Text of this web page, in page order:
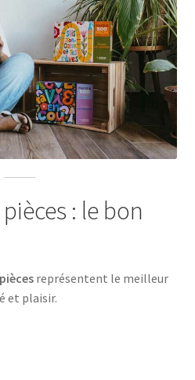
: le bon
représentent le meilleur
et plaisir.